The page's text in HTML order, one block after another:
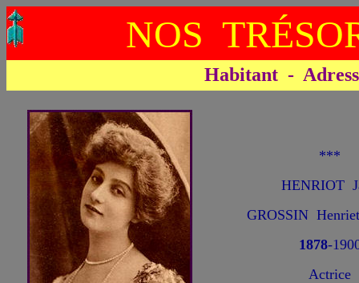
NOS
Habitant -
***
HENRIOT
GROSSIN
1878-
Actrice